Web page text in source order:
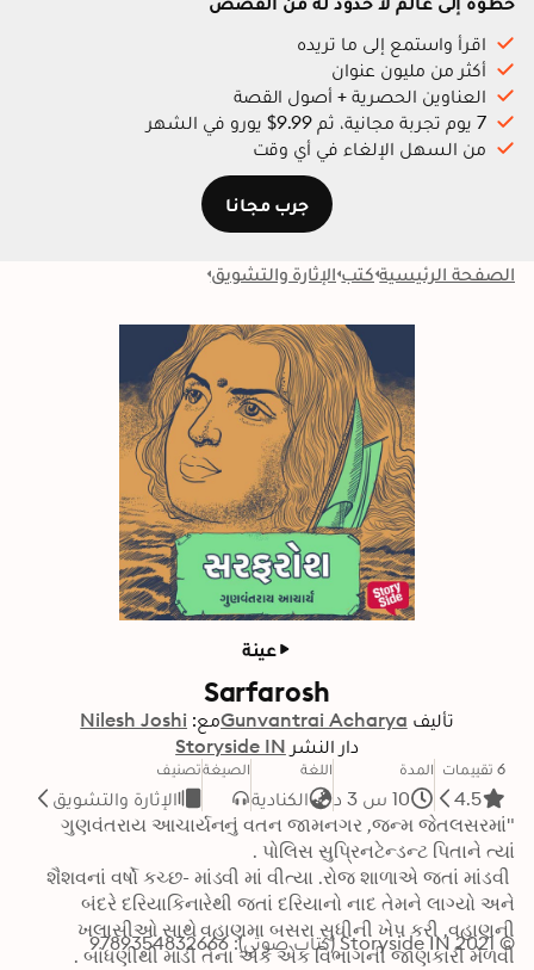
اقرأ واستمع إلى ما تريده
أكثر من مليون عنوان
العناوين الحصرية + أصول القصة
7 يوم تجربة مجانية، ثم 9.99$ يورو في الشهر
من السهل الإلغاء في أي وقت
جرب مجانا
الصفحة الرئيسية كتب الإثارة والتشويق
عينة
Sarfarosh
تأليف Gunvantrai Acharyaمع: Nilesh Joshi
دار النشر Storyside IN
6 تقييمات
4.5
المدة
10 س 3 د
اللغة
الكنادية
الصيغةتصنيف
الإثارة والتشويق
© 2021 Storyside IN (كتاب صوتي): 9789354832666